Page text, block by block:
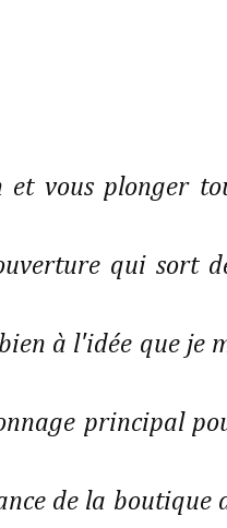
et vous plonger
qui sort
à l'idée que je
principal
de la boutique